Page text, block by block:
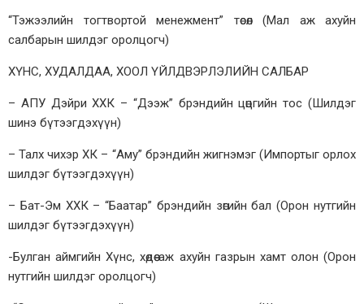
“Тэжээлийн тогтвортой менежмент” төсөл (Мал аж ахуйн
салбарын шилдэг оролцогч)
ХҮНС, ХУДАЛДАА, ХООЛ ҮЙЛДВЭРЛЭЛИЙН САЛБАР
– АПУ Дэйри ХХК – “Дээж” брэндийн цөцгийн тос (Шилдэг
шинэ бүтээгдэхүүн)
– Талх чихэр ХК – “Аму” брэндийн жигнэмэг (Импортыг орлох
шилдэг бүтээгдэхүүн)
– Бат-Эм ХХК – “Баатар” брэндийн зөгийн бал (Орон нутгийн
шилдэг бүтээгдэхүүн)
-Булган аймгийн Хүнс, хөдөө аж ахуйн газрын хамт олон (Орон
нутгийн шилдэг оролцогч)